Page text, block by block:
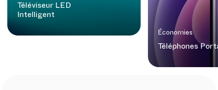
Téléviseur LED
Intelligent
Économies
Téléphones